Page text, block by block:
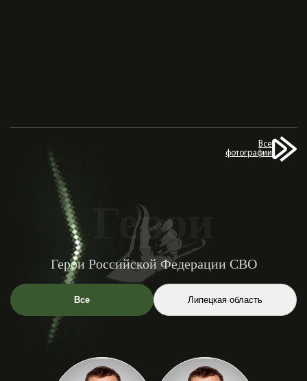
Все
фотографии
Герои
Герои Российской Федерации СВО
Все Липецкая область